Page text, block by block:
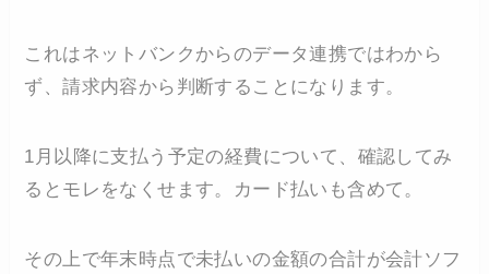
これはネットバンクからのデータ連携ではわから
ず、請求内容から判断することになります。
1月以降に支払う予定の経費について、確認してみ
るとモレをなくせます。カード払いも含めて。
その上で年末時点で未払いの金額の合計が会計ソフ